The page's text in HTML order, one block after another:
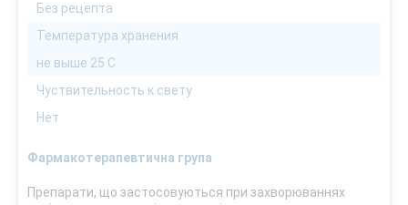
Без рецепта
Температура хранения
не выше 25 С
Чуствительность к свету
Нет
Фармакотерапевтична група
Препарати, що застосовуються при захворюваннях